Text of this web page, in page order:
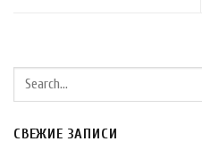
СВЕЖИЕ ЗАПИСИ